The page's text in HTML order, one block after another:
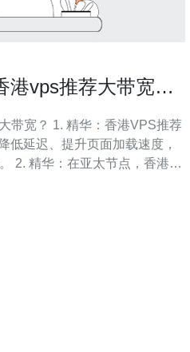
港vps推荐大带宽对
港VPS推荐
低延迟、提升页面加载速度，
2. 精华：在亚太节点，香港
除了纯带宽，服务器响应时间